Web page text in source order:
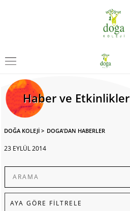
Haber ve Etkinlikler
DOĞA KOLEJİ > DOGA'DAN HABERLER
23 EYLÜL 2014